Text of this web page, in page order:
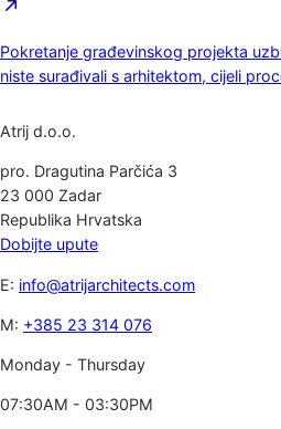
Pokretanje građevinskog projekta
niste surađivali s arhitektom, cijeli
Atrij d.o.o.
pro. Dragutina Parčića 3
23 000 Zadar
Republika Hrvatska
Dobijte upute
E: info@atrijarchitects.com
M: +385 23 314 076
Monday - Thursday
07:30AM - 03:30PM